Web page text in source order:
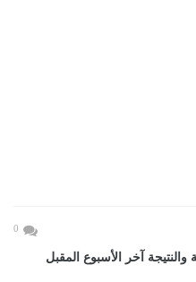
0
والنتيجة آخر الأسبوع المقبل